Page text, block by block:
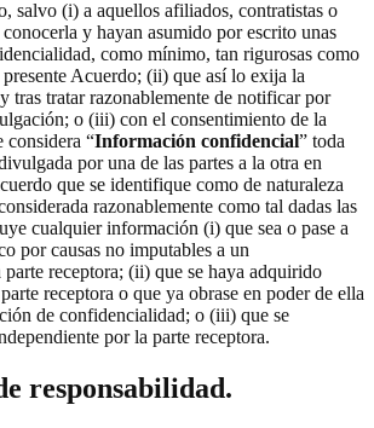
salvo (i) a aquellos afiliados, contratistas o
conocerla y hayan asumido por escrito unas
como mínimo, tan rigurosas como
presente Acuerdo; (ii) que así lo exija la
tras tratar razonablemente de notificar por
o (iii) con el consentimiento de la
considera “Información confidencial” toda
por una de las partes a la otra en
que se identifique como de naturaleza
razonablemente como tal dadas las
cualquier información (i) que sea o pase a
por causas no imputables a un
receptora; (ii) que se haya adquirido
receptora o que ya obrase en poder de ella
de confidencialidad; o (iii) que se
por la parte receptora.
responsabilidad.